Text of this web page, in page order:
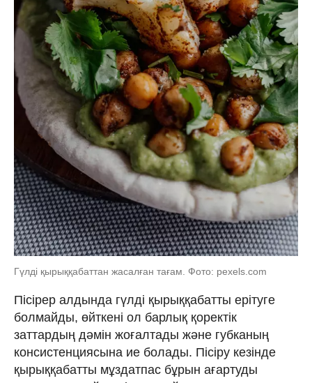
Гүлді қырыққабаттан жасалған тағам. Фото: pexels.com
Пісірер алдында гүлді қырыққабатты ерітуге
болмайды, өйткені ол барлық қоректік
заттардың дәмін жоғалтады және губканың
консистенциясына ие болады. Пісіру кезінде
қырыққабатты мұздатпас бұрын ағартуды